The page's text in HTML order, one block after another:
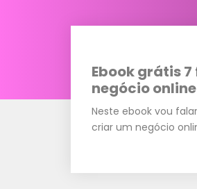
Ebook grátis
negócio online
Neste ebook vou
criar um negócio